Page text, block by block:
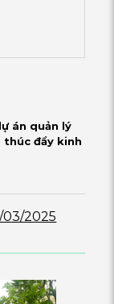
án quản lý
thúc đẩy kinh
03/2025